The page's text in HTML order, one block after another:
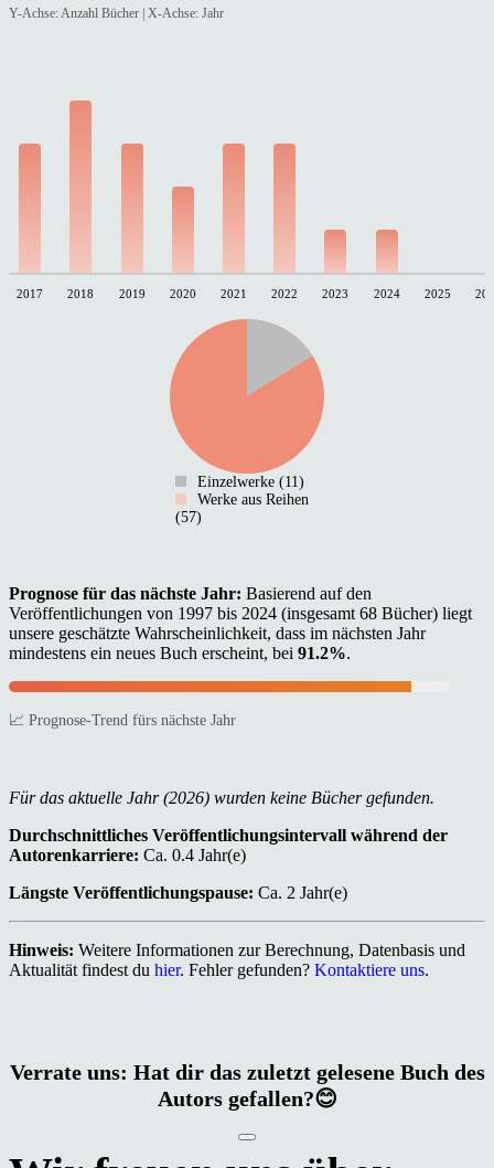
Y-Achse: Anzahl Bücher | X-Achse: Jahr
2017 2018 2019 2020 2021 2022 2023 2024 2025
Einzelwerke (11)
Werke aus Reihen
(57)
Prognose für das nächste Jahr: Basierend auf den
Veröffentlichungen von 1997 bis 2024 (insgesamt 68 Bücher) liegt
unsere geschätzte Wahrscheinlichkeit, dass im nächsten Jahr
mindestens ein neues Buch erscheint, bei 91.2%.
📈 Prognose-Trend fürs nächste Jahr
Für das aktuelle Jahr (2026) wurden keine Bücher gefunden.
Durchschnittliches Veröffentlichungsintervall während der
Autorenkarriere: Ca. 0.4 Jahr(e)
Längste Veröffentlichungspause: Ca. 2 Jahr(e)
Hinweis: Weitere Informationen zur Berechnung, Datenbasis und
Aktualität findest du hier. Fehler gefunden? Kontaktiere uns.
Verrate uns: Hat dir das zuletzt gelesene Buch des
Autors gefallen?😊